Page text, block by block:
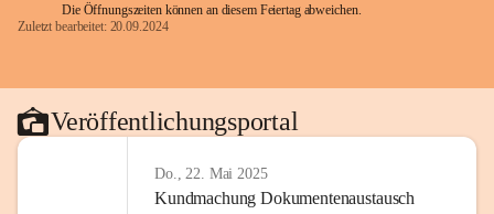
Die Öffnungszeiten können an diesem Feiertag abweichen.
Zuletzt bearbeitet: 20.09.2024
Veröffentlichungsportal
Do., 22. Mai 2025
Kundmachung Dokumentenaustausch